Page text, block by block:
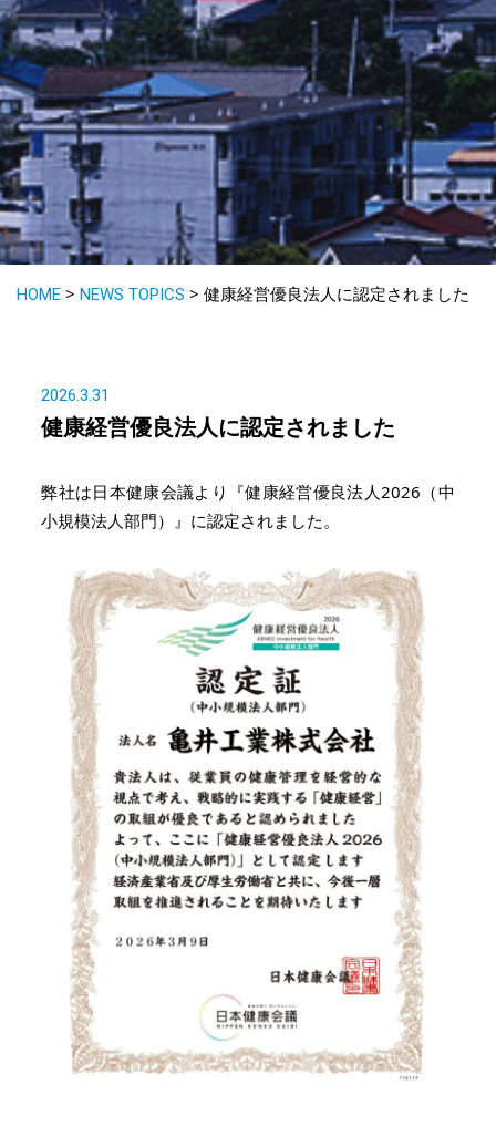
HOME > NEWS TOPICS > 健康経営優良法人に認定されました
2026.3.31
健康経営優良法人に認定されました
弊社は日本健康会議より『健康経営優良法人2026（中
小規模法人部門）』に認定されました。